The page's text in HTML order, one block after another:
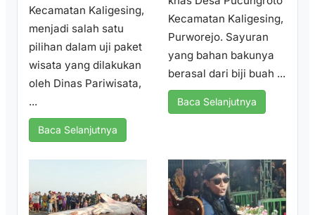
Kecamatan Kaligesing,
menjadi salah satu
pilihan dalam uji paket
wisata yang dilakukan
oleh Dinas Pariwisata,
...
Baca Selanjutnya
Kecamatan Kaligesing,
Purworejo. Sayuran
yang bahan bakunya
berasal dari biji buah ...
Baca Selanjutnya